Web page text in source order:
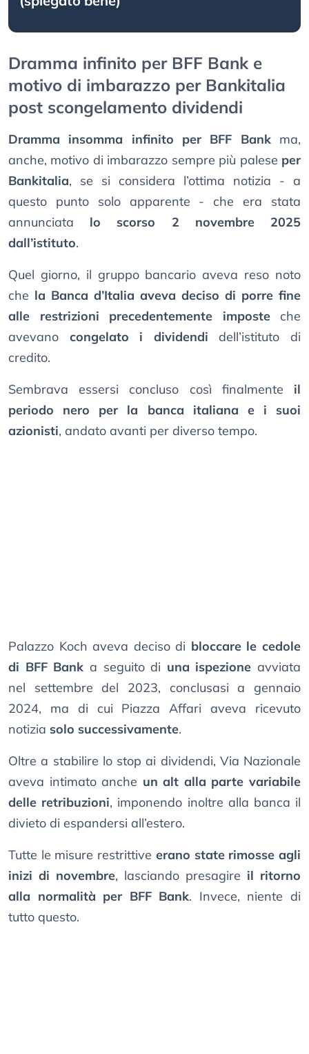
Dramma infinito per BFF Bank e
motivo di imbarazzo per Bankitalia
post scongelamento dividendi
Dramma insomma infinito per BFF Bankma,
anche, motivo di imbarazzo sempre più palese per
Bankitalia, se si considera l’ottima notizia - a
questo punto solo apparente - che era stata
annunciata lo scorso 2 novembre 2025
dall’istituto.
Quel giorno, il gruppo bancario aveva reso noto
che la Banca d’Italia aveva deciso di porre fine
alle restrizioni precedentemente imposteche
avevano congelato i dividendi dell’istituto di
credito.
Sembrava essersi concluso così finalmente il
periodo nero per la banca italiana e i suoi
azionisti, andato avanti per diverso tempo.
Palazzo Koch aveva deciso di bloccare le cedole
di BFF Bank a seguito di una ispezione avviata
nel settembre del 2023, conclusasi a gennaio
2024, ma di cui Piazza Affari aveva ricevuto
notizia solo successivamente.
Oltre a stabilire lo stop ai dividendi, Via Nazionale
aveva intimato anche un alt alla parte variabile
delle retribuzioni, imponendo inoltre alla banca il
divieto di espandersi all’estero.
Tutte le misure restrittive erano state rimosse agli
inizi di novembre, lasciando presagire il ritorno
alla normalità per BFF Bank. Invece, niente di
tutto questo.